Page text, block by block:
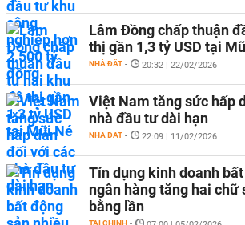
Lâm Đồng chấp thuận
thị gần 1,3 tỷ USD tại
NHÀ ĐẤT - 20:32 | 22/02/2026
Việt Nam tăng sức hấp
nhà đầu tư dài hạn
NHÀ ĐẤT - 22:09 | 11/02/2026
Tín dụng kinh doanh
ngân hàng tăng hai chữ
bằng lần
TÀI CHÍNH